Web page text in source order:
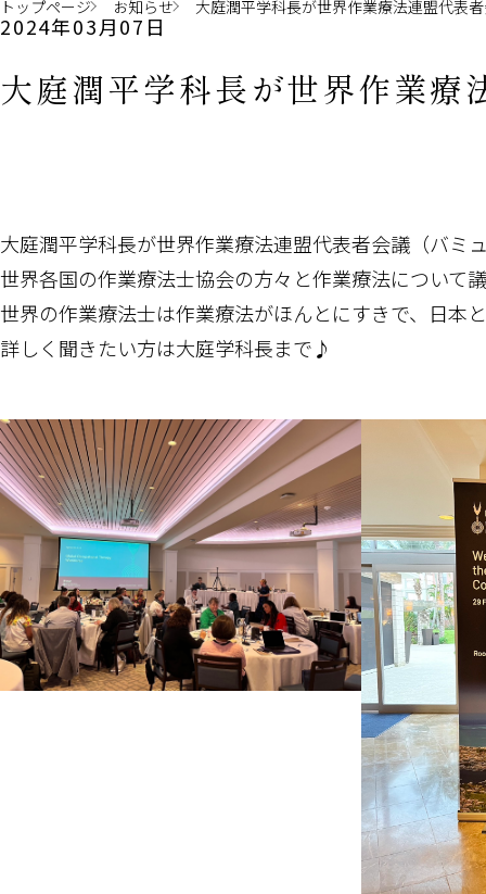
トップページ お知らせ 大庭潤平学科長が世界作業療法連盟代表
2024年03月07日
大庭潤平学科長が世界作業
大庭潤平学科長が世界作業療法連盟代表者会議（バミ
世界各国の作業療法士協会の方々と作業療法について
世界の作業療法士は作業療法がほんとにすきで、日本
詳しく聞きたい方は大庭学科長まで♪